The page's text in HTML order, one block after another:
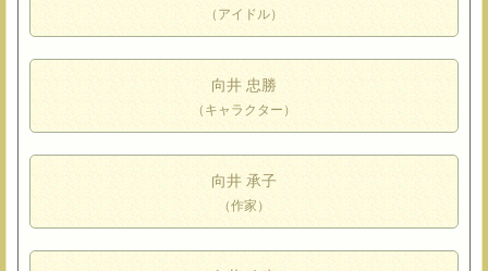
（アイドル）
向井 忠勝
（キャラクター）
向井 承子
（作家）